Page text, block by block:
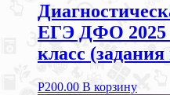
ЕГЭ ДФО 2025
класс
Р200.00 В корзину